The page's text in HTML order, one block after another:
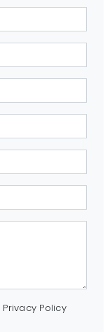
Privacy Policy